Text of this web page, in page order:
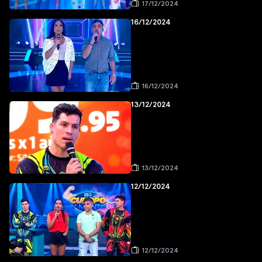
17/12/2024
16/12/2024
16/12/2024
13/12/2024
13/12/2024
12/12/2024
12/12/2024